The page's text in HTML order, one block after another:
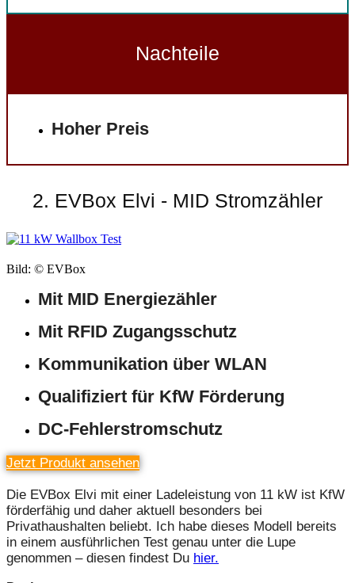
Nachteile
Hoher Preis
2. EVBox Elvi - MID Stromzähler
Bild: © EVBox
Mit MID Energiezähler
Mit RFID Zugangsschutz
Kommunikation über WLAN
Qualifiziert für KfW Förderung
DC-Fehlerstromschutz
Jetzt Produkt ansehen
Die EVBox Elvi mit einer Ladeleistung von 11 kW ist KfW
förderfähig und daher aktuell besonders bei
Privathaushalten beliebt. Ich habe dieses Modell bereits
in einem ausführlichen Test genau unter die Lupe
genommen – diesen findest Du hier.